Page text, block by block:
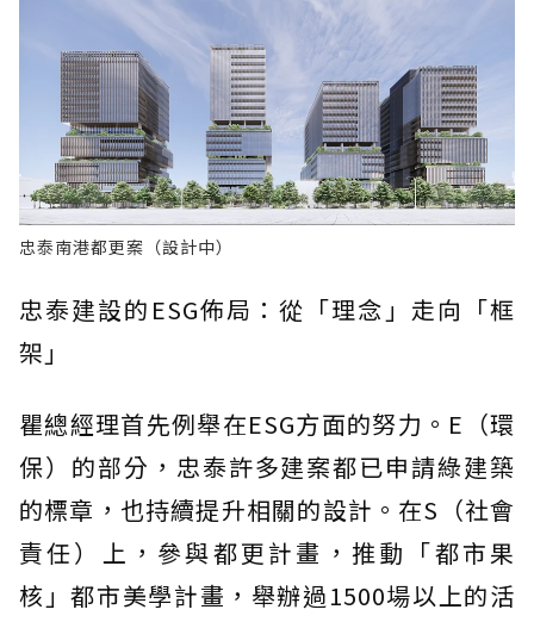
忠泰南港都更案（設計中）
忠泰建設的ESG佈局：從「理念」走向「框
架」
瞿總經理首先例舉在ESG方面的努力。E（環
保）的部分，忠泰許多建案都已申請綠建築
的標章，也持續提升相關的設計。在S（社會
責任）上，參與都更計畫，推動「都市果
核」都市美學計畫，舉辦過1500場以上的活